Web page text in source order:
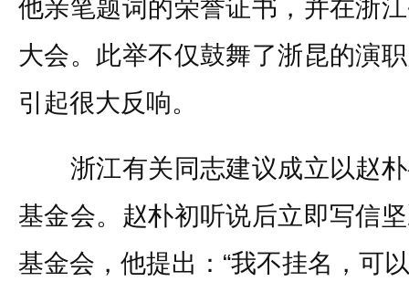
他亲笔题词的荣誉证书，并在浙
大会。此举不仅鼓舞了浙昆的演
引起很大反响。
浙江有关同志建议成立以赵朴
基金会。赵朴初听说后立即写信
基金会，他提出：“我不挂名，可